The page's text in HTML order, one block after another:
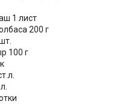
1 лист
200 г
100 г